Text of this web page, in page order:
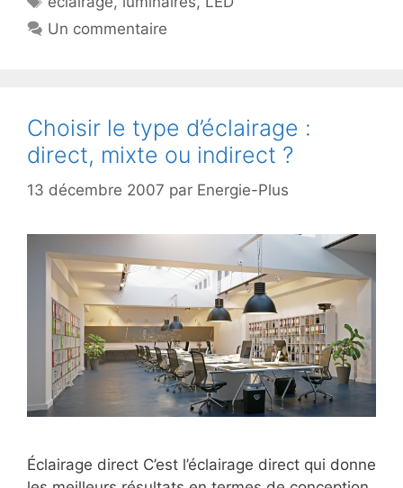
Un commentaire
Choisir le type d’éclairage :
direct, mixte ou indirect ?
13 décembre 2007 par Energie-Plus
Éclairage direct C’est l’éclairage direct qui donne